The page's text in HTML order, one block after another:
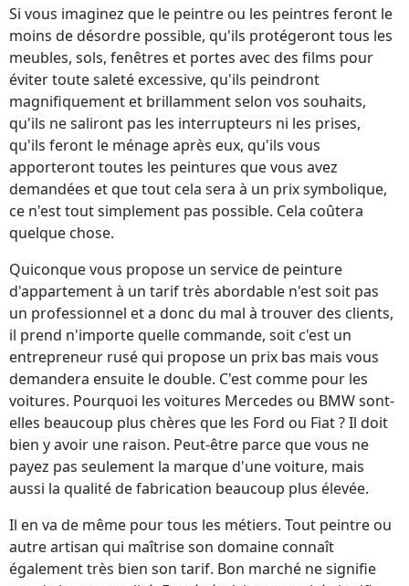
Si vous imaginez que le peintre ou les peintres feront le
moins de désordre possible, qu'ils protégeront tous les
meubles, sols, fenêtres et portes avec des films pour
éviter toute saleté excessive, qu'ils peindront
magnifiquement et brillamment selon vos souhaits,
qu'ils ne saliront pas les interrupteurs ni les prises,
qu'ils feront le ménage après eux, qu'ils vous
apporteront toutes les peintures que vous avez
demandées et que tout cela sera à un prix symbolique,
ce n'est tout simplement pas possible. Cela coûtera
quelque chose.
Quiconque vous propose un service de peinture
d'appartement à un tarif très abordable n'est soit pas
un professionnel et a donc du mal à trouver des clients,
il prend n'importe quelle commande, soit c'est un
entrepreneur rusé qui propose un prix bas mais vous
demandera ensuite le double. C'est comme pour les
voitures. Pourquoi les voitures Mercedes ou BMW sont-
elles beaucoup plus chères que les Ford ou Fiat ? Il doit
bien y avoir une raison. Peut-être parce que vous ne
payez pas seulement la marque d'une voiture, mais
aussi la qualité de fabrication beaucoup plus élevée.
Il en va de même pour tous les métiers. Tout peintre ou
autre artisan qui maîtrise son domaine connaît
également très bien son tarif. Bon marché ne signifie